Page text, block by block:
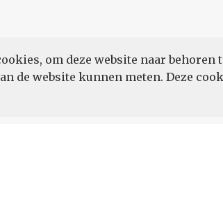
om deze website naar
de website kunnen meten. Deze